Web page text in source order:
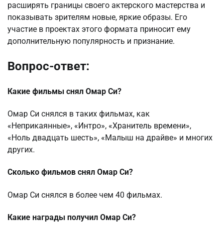
расширять границы своего актерского мастерства и
показывать зрителям новые, яркие образы. Его
участие в проектах этого формата приносит ему
дополнительную популярность и признание.
Вопрос-ответ:
Какие фильмы снял Омар Си?
Омар Си снялся в таких фильмах, как
«Неприкаянные», «Интро», «Хранитель времени»,
«Ноль двадцать шесть», «Малыш на драйве» и многих
других.
Сколько фильмов снял Омар Си?
Омар Си снялся в более чем 40 фильмах.
Какие награды получил Омар Си?